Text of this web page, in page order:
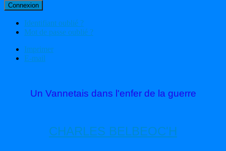
Connexion
Identifiant oublié ?
Mot de passe oublié ?
Imprimer
E-mail
Un Vannetais dans l'enfer de la guerre
CHARLES BELBEOC'H